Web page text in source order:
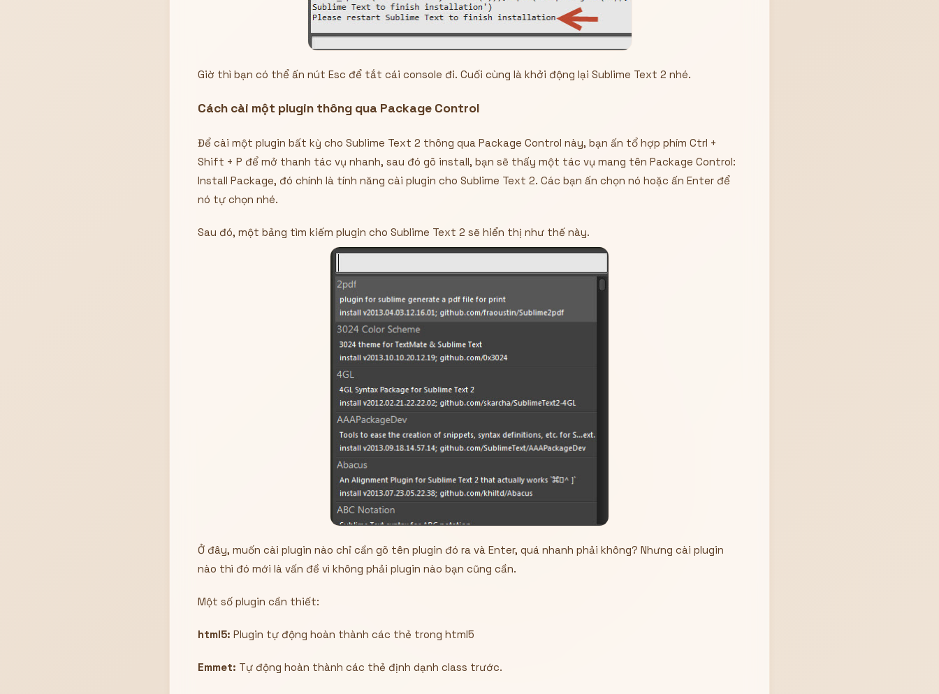
Giờ thì bạn có thể ấn nút Esc để tắt cái console đi. Cuối cùng là khởi động lại Sublime Text 2 nhé.
Cách cài một plugin thông qua Package Control
Để cài một plugin bất kỳ cho Sublime Text 2 thông qua Package Control này, bạn ấn tổ hợp phím Ctrl +
Shift + P để mở thanh tác vụ nhanh, sau đó gõ install, bạn sẽ thấy một tác vụ mang tên Package Control:
Install Package, đó chính là tính năng cài plugin cho Sublime Text 2. Các bạn ấn chọn nó hoặc ấn Enter để
nó tự chọn nhé.
Sau đó, một bảng tìm kiếm plugin cho Sublime Text 2 sẽ hiển thị như thế này.
Ở đây, muốn cài plugin nào chỉ cần gõ tên plugin đó ra và Enter, quá nhanh phải không? Nhưng cài plugin
nào thì đó mới là vấn đề vì không phải plugin nào bạn cũng cần.
Một số plugin cần thiết:
html5: Plugin tự động hoàn thành các thẻ trong html5
Emmet: Tự động hoàn thành các thẻ định dạnh class trước.